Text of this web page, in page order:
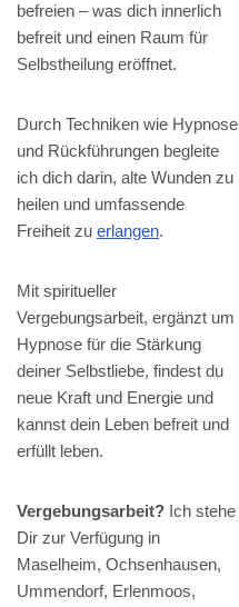
befreien – was dich innerlich
befreit und einen Raum für
Selbstheilung eröffnet.
Durch Techniken wie Hypnose
und Rückführungen begleite
ich dich darin, alte Wunden zu
heilen und umfassende
Freiheit zu erlangen.
Mit spiritueller
Vergebungsarbeit, ergänzt um
Hypnose für die Stärkung
deiner Selbstliebe, findest du
neue Kraft und Energie und
kannst dein Leben befreit und
erfüllt leben.
Vergebungsarbeit? Ich stehe
Dir zur Verfügung in
Maselheim, Ochsenhausen,
Ummendorf, Erlenmoos,